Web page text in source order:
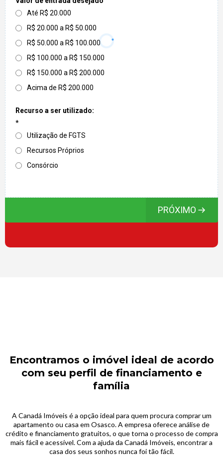
Até R$ 20.000
R$ 20.000 a R$ 50.000
R$ 50.000 a R$ 100.000
R$ 100.000 a R$ 150.000
R$ 150.000 a R$ 200.000
Acima de R$ 200.000
Recurso a ser utilizado:
*
Utilização de FGTS
Recursos Próprios
Consórcio
PRÓXIMO
Encontramos o imóvel ideal de acordo
com seu perfil de financiamento e
família
A Canadá Imóveis é a opção ideal para quem procura comprar um
apartamento ou casa em Osasco. A empresa oferece análise de
crédito e financiamento gratuitos, o que torna o processo de compra
mais fácil e acessível. Com a ajuda da Canadá Imóveis, encontrar a
casa dos seus sonhos nunca foi tão fácil.